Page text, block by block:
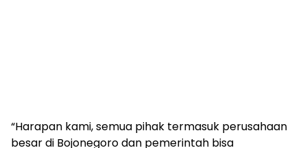
“Harapan kami, semua pihak termasuk perusahaan
besar di Bojonegoro dan pemerintah bisa